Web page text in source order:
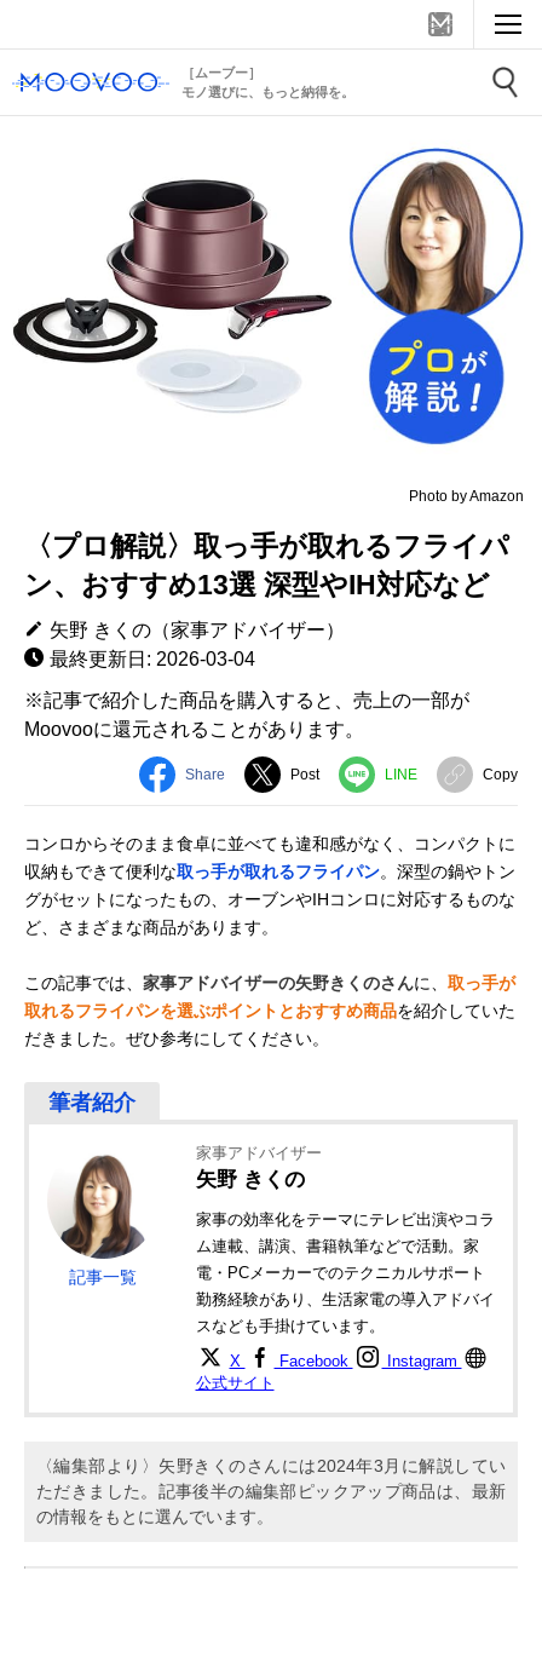
［ムーブー］
モノ選びに、もっと納得を。
Photo by Amazon
〈プロ解説〉取っ手が取れるフライパ
ン、おすすめ13選 深型やIH対応など
矢野 きくの（家事アドバイザー）
最終更新日: 2026-03-04
※記事で紹介した商品を購入すると、売上の一部が
Moovooに還元されることがあります。
Share Post LINE Copy
コンロからそのまま食卓に並べても違和感がなく、コンパクトに
収納もできて便利な取っ手が取れるフライパン。深型の鍋やトン
グがセットになったもの、オーブンやIHコンロに対応するものな
ど、さまざまな商品があります。
この記事では、 家事アドバイザーの矢野きくのさんに、 取っ手が
取れるフライパンを選ぶポイントとおすすめ商品を紹介していた
だきました。ぜひ参考にしてください。
記事一覧
家事アドバイザー
矢野 きくの
家事の効率化をテーマにテレビ出演やコラ
ム連載、講演、書籍執筆などで活動。家
電・PCメーカーでのテクニカルサポート
勤務経験があり、生活家電の導入アドバイ
スなども手掛けています。
X Facebook
Instagram
公式サイト
〈編集部より〉矢野きくのさんには2024年3月に解説してい
ただきました。記事後半の編集部ピックアップ商品は、最新
の情報をもとに選んでいます。